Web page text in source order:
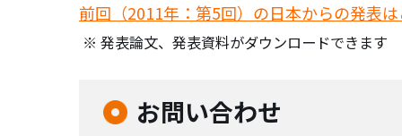
前回（2011年：第5回）の日本からの発表
発表論文、発表資料がダウンロードできます
お問い合わせ